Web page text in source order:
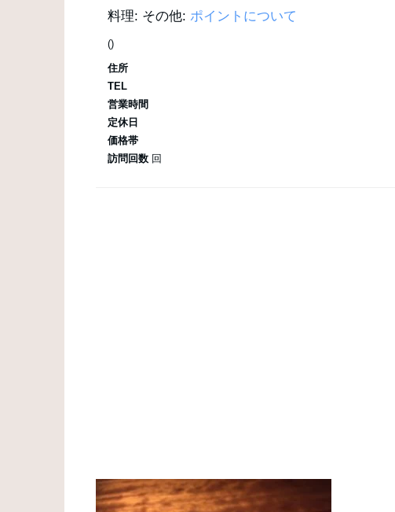
料理: その他: ポイントについて
()
住所
TEL
営業時間
定休日
価格帯
訪問回数 回